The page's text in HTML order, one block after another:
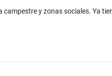
y zonas sociales. Ya